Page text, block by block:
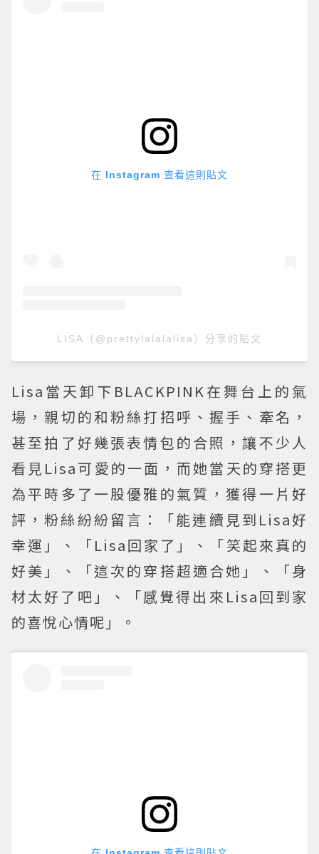
在 Instagram 查看這則貼文
LISA（@prettylalalalisa）分享的貼文
Lisa當天卸下BLACKPINK在舞台上的氣
場，親切的和粉絲打招呼、握手、牽名，
甚至拍了好幾張表情包的合照，讓不少人
看見Lisa可愛的一面，而她當天的穿搭更
為平時多了一股優雅的氣質，獲得一片好
評，粉絲紛紛留言：「能連續見到Lisa好
幸運」、「Lisa回家了」、「笑起來真的
好美」、「這次的穿搭超適合她」、「身
材太好了吧」、「感覺得出來Lisa回到家
的喜悅心情呢」。